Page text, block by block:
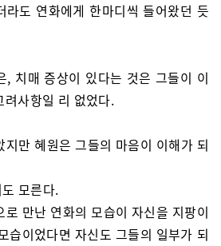
라도 연화에게 한마디씩 들어왔던 듯
, 치매 증상이 있다는 것은 그들이 이
사항일 리 없었다.
지만 혜원은 그들의 마음이 이해가 되
모른다.
로 만난 연화의 모습이 자신을 지팡이
습이었다면 자신도 그들의 일부가 되